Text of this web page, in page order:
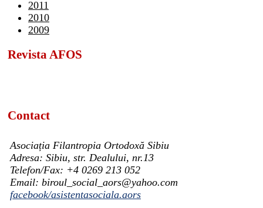
2011
2010
2009
Revista AFOS
Contact
Asociația Filantropia Ortodoxă Sibiu
Adresa: Sibiu, str. Dealului, nr.13
Telefon/Fax: +4 0269 213 052
Email: biroul_social_aors@yahoo.com
facebook/asistentasociala.aors